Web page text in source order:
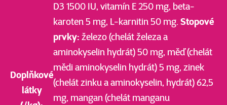
Doplňkové
látky
D3 1500 IU, vitamín E 250 mg, beta-
karoten 5 mg, L-karnitin 50 mg. Stopové
prvky: železo (chelát železa a
aminokyselin hydrát) 50 mg, měď (chelát
mědi aminokyselin hydrát) 5 mg, zinek
(chelát zinku a aminokyselin, hydrát) 62,5
mg, mangan (chelát manganu